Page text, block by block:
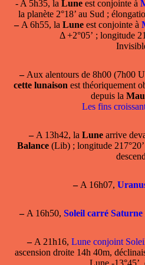
- A 5h35, la Luneest conjointe à
la planète 2°18’ au Sud ;
–A 6h55, la Lune est conjointe à
Δ +2°05’ ; longitude
–Aux alentours de 8h00 (7h00
cette lunaison est théoriquement
depuis la
Les fins
–A 13h42, la Lunearrive
Balance (Lib) ; longitude
–A 16h07,
–A 16h50, Soleil carré Saturne
–A 21h16, Lune conjoint
ascension droite 14h 40m,